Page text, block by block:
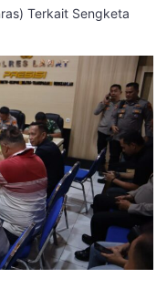
Terkait Sengketa